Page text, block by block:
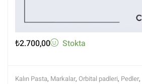
₺2.700,00 Stokta
Kalın Pasta, Markalar, Orbital padleri, Pedler,